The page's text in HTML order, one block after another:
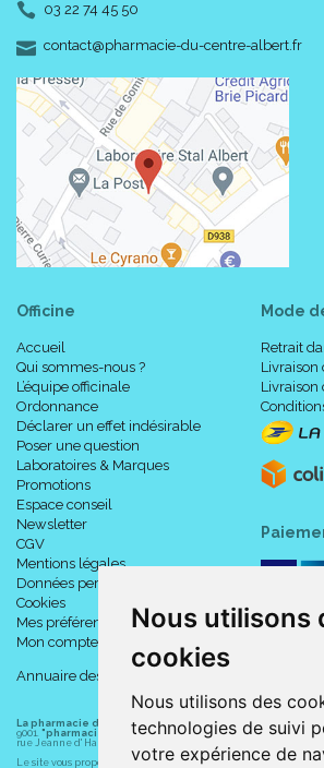
Nous utilisons
cookies
Nous utilisons des
technologies de suivi
votre expérience de
03 22 74 45 50
contact-
@-
pharmacie-du-centre-albert.fr
Officine
Accueil
Qui sommes-nous ?
L’équipe officinale
Ordonnance
Déclarer un effet indésirable
Poser une question
Laboratoires & Marques
Promotions
Espace conseil
Newsletter
CGV
Mentions légales
Données personnelles
Cookies
Mes préférences Cookies
Mon compte
Annuaire des pharmacies
Mode
Retrait
Livraison
La pharmacie du centre à Albert (80300) est une pharmacie
9001. "pharmacie-du-centre-albert.fr "est le site internet de
rue Jeanne d' Harcourt, 80300 Albert.
Le site vous propose un large choix de plus de 11000